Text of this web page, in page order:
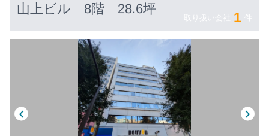
山上ビル 8階 28.6坪
取り扱い会社 1 件